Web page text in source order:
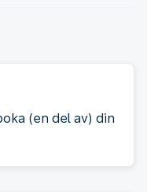
(en del av) din